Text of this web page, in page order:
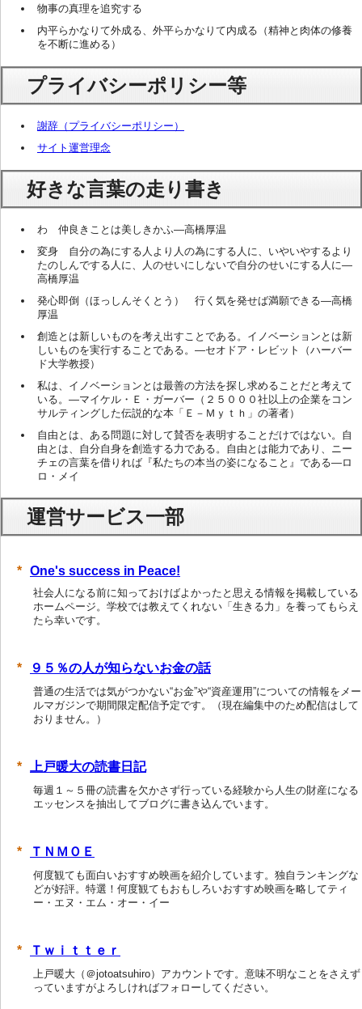
物事の真理を追究する
内平らかなりて外成る、外平らかなりて内成る（精神と肉体の修養
を不断に進める）
プライバシーポリシー等
謝辞（プライバシーポリシー）
サイト運営理念
好きな言葉の走り書き
わ 仲良きことは美しきかふ―高橋厚温
変身 自分の為にする人より人の為にする人に、いやいやするより
たのしんでする人に、人のせいにしないで自分のせいにする人に―
高橋厚温
発心即倒（ほっしんそくとう） 行く気を発せば満願できる―高橋
厚温
創造とは新しいものを考え出すことである。イノベーションとは新
しいものを実行することである。―セオドア・レビット（ハーバー
ド大学教授）
私は、イノベーションとは最善の方法を探し求めることだと考えて
いる。―マイケル・Ｅ・ガーバー（２５０００社以上の企業をコン
サルティングした伝説的な本「Ｅ－Ｍｙｔｈ」の著者）
自由とは、ある問題に対して賛否を表明することだけではない。自
由とは、自分自身を創造する力である。自由とは能力であり、ニー
チェの言葉を借りれば『私たちの本当の姿になること』である―ロ
ロ・メイ
運営サービス一部
One's success in Peace!
社会人になる前に知っておけばよかったと思える情報を掲載している
ホームページ。学校では教えてくれない「生きる力」を養ってもらえ
たら幸いです。
９５％の人が知らないお金の話
普通の生活では気がつかない“お金”や“資産運用”についての情報をメー
ルマガジンで期間限定配信予定です。（現在編集中のため配信はして
おりません。）
上戸暖大の読書日記
毎週１～５冊の読書を欠かさず行っている経験から人生の財産になる
エッセンスを抽出してブログに書き込んでいます。
ＴＮＭＯＥ
何度観ても面白いおすすめ映画を紹介しています。独自ランキングな
どが好評。特選！何度観てもおもしろいおすすめ映画を略してティ
ー・エヌ・エム・オー・イー
Ｔｗｉｔｔｅｒ
上戸暖大（＠jotoatsuhiro）アカウントです。意味不明なことをさえず
っていますがよろしければフォローしてください。